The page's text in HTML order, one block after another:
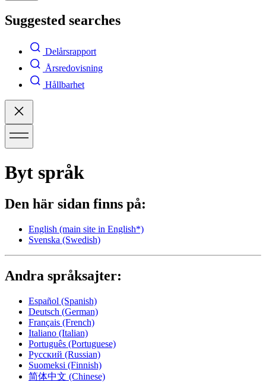
Suggested searches
Delårsrapport
Årsredovisning
Hållbarhet
Byt språk
Den här sidan finns på:
English (main site in English*)
Svenska (Swedish)
Andra språksajter:
Español (Spanish)
Deutsch (German)
Français (French)
Italiano (Italian)
Português (Portuguese)
Русский (Russian)
Suomeksi (Finnish)
简体中文 (Chinese)